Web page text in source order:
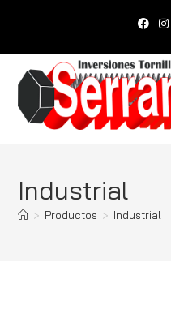
Industrial
> Productos > Industrial